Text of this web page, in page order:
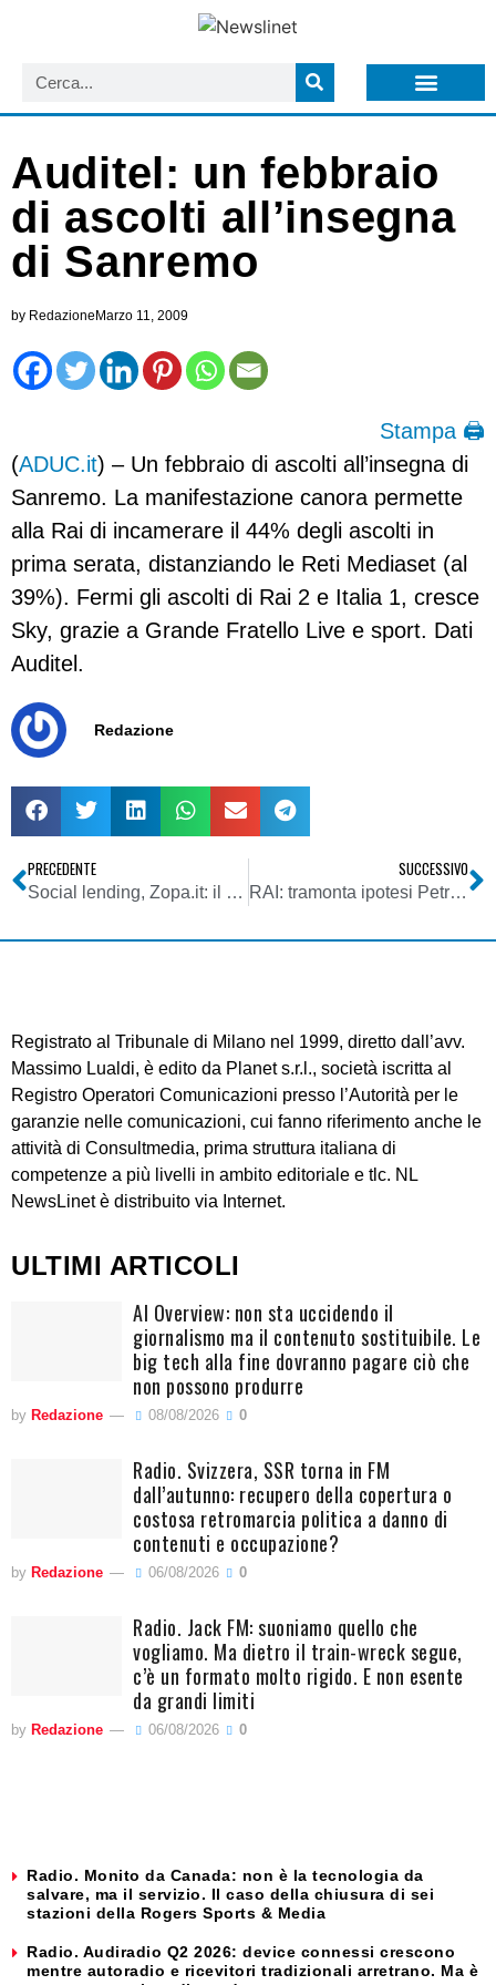
Auditel: un febbraio
di ascolti all’insegna
di Sanremo
by RedazioneMarzo 11, 2009
Stampa 🖨
(ADUC.it) – Un febbraio di ascolti all’insegna di
Sanremo. La manifestazione canora permette
alla Rai di incamerare il 44% degli ascolti in
prima serata, distanziando le Reti Mediaset (al
39%). Fermi gli ascolti di Rai 2 e Italia 1, cresce
Sky, grazie a Grande Fratello Live e sport. Dati
Auditel.
Redazione
PRECEDENTE
Social lending, Zopa.it: il nuovo volto del prestito personale
SUCCESSIVO
RAI: tramonta ipotesi Petruccioli. PD lavora a rosa di nomi. Assemblea e vigilanza aspettano un’altra settimana
Registrato al Tribunale di Milano nel 1999, diretto dall’avv.
Massimo Lualdi, è edito da Planet s.r.l., società iscritta al
Registro Operatori Comunicazioni presso l’Autorità per le
garanzie nelle comunicazioni, cui fanno riferimento anche le
attività di Consultmedia, prima struttura italiana di
competenze a più livelli in ambito editoriale e tlc. NL
NewsLinet è distribuito via Internet.
ULTIMI ARTICOLI
AI Overview: non sta uccidendo il
giornalismo ma il contenuto sostituibile. Le
big tech alla fine dovranno pagare ciò che
non possono produrre
by Redazione 08/08/2026 0
Radio. Svizzera, SSR torna in FM
dall’autunno: recupero della copertura o
costosa retromarcia politica a danno di
contenuti e occupazione?
by Redazione 06/08/2026 0
Radio. Jack FM: suoniamo quello che
vogliamo. Ma dietro il train-wreck segue,
c’è un formato molto rigido. E non esente
da grandi limiti
by Redazione 06/08/2026 0
Radio. Monito da Canada: non è la tecnologia da
salvare, ma il servizio. Il caso della chiusura di sei
stazioni della Rogers Sports & Media
Radio. Audiradio Q2 2026: device connessi crescono
mentre autoradio e ricevitori tradizionali arretrano. Ma è